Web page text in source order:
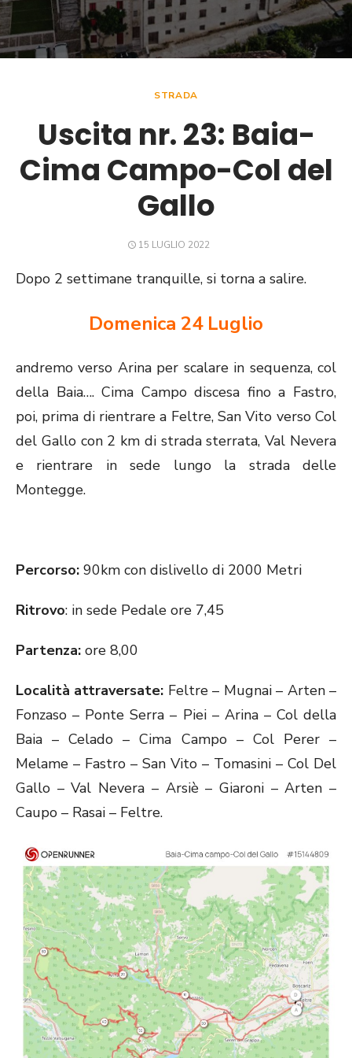
STRADA
Uscita nr. 23: Baia-
Cima Campo-Col del
Gallo
POSTED
15 LUGLIO 2022
Dopo 2 settimane tranquille, si torna a salire.
Domenica 24 Luglio
andremo verso Arina per scalare in sequenza, col
della Baia…. Cima Campo discesa fino a Fastro,
poi, prima di rientrare a Feltre, San Vito verso Col
del Gallo con 2 km di strada sterrata, Val Nevera
e rientrare in sede lungo la strada delle
Montegge.
Percorso: 90km con dislivello di 2000 Metri
Ritrovo: in sede Pedale ore 7,45
Partenza: ore 8,00
Località attraversate: Feltre – Mugnai – Arten –
Fonzaso – Ponte Serra – Piei – Arina – Col della
Baia – Celado – Cima Campo – Col Perer –
Melame – Fastro – San Vito – Tomasini – Col Del
Gallo – Val Nevera – Arsiè – Giaroni – Arten –
Caupo – Rasai – Feltre.